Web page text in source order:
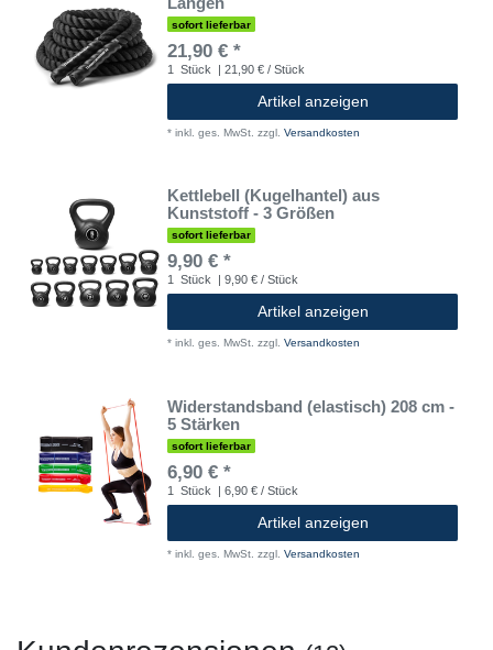
sofort lieferbar
21,90 € *
1 Stück | 21,90 € / Stück
Artikel anzeigen
* inkl. ges. MwSt. zzgl. Versandkosten
Kettlebell (Kugelhantel) aus
Kunststoff - 3 Größen
sofort lieferbar
9,90 € *
1 Stück | 9,90 € / Stück
Artikel anzeigen
* inkl. ges. MwSt. zzgl. Versandkosten
Widerstandsband (elastisch) 208 cm -
5 Stärken
sofort lieferbar
6,90 € *
1 Stück | 6,90 € / Stück
Artikel anzeigen
* inkl. ges. MwSt. zzgl. Versandkosten